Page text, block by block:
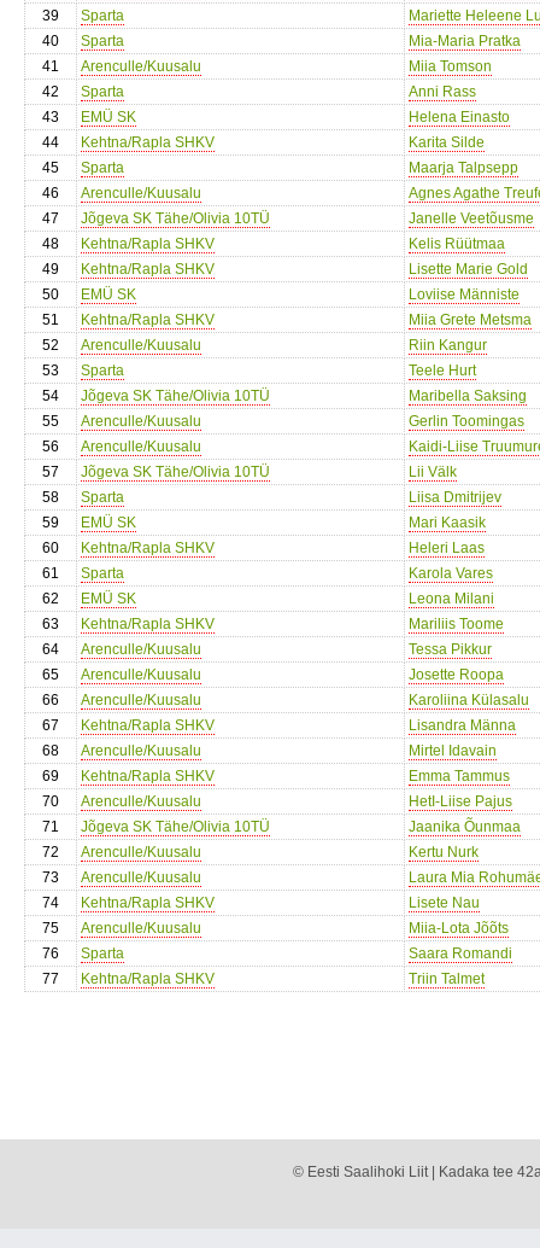
39
Sparta
Mariette Heleene
40
Sparta
Mia-Maria Pratka
41
Arenculle/Kuusalu
Miia Tomson
42
Sparta
Anni Rass
43
EMÜ SK
Helena Einasto
44
Kehtna/Rapla SHKV
Karita Silde
45
Sparta
Maarja Talpsepp
46
Arenculle/Kuusalu
Agnes Agathe
47
Jõgeva SK Tähe/Olivia 10TÜ
Janelle Veetõusme
48
Kehtna/Rapla SHKV
Kelis Rüütmaa
49
Kehtna/Rapla SHKV
Lisette Marie Gold
50
EMÜ SK
Loviise Männiste
51
Kehtna/Rapla SHKV
Miia Grete Metsma
52
Arenculle/Kuusalu
Riin Kangur
53
Sparta
Teele Hurt
54
Jõgeva SK Tähe/Olivia 10TÜ
Maribella Saksing
55
Arenculle/Kuusalu
Gerlin Toomingas
56
Arenculle/Kuusalu
Kaidi-Liise
57
Jõgeva SK Tähe/Olivia 10TÜ
Lii Välk
58
Sparta
Liisa Dmitrijev
59
EMÜ SK
Mari Kaasik
60
Kehtna/Rapla SHKV
Heleri Laas
61
Sparta
Karola Vares
62
EMÜ SK
Leona Milani
63
Kehtna/Rapla SHKV
Mariliis Toome
64
Arenculle/Kuusalu
Tessa Pikkur
65
Arenculle/Kuusalu
Josette Roopa
66
Arenculle/Kuusalu
Karoliina Külasalu
67
Kehtna/Rapla SHKV
Lisandra Männa
68
Arenculle/Kuusalu
Mirtel Idavain
69
Kehtna/Rapla SHKV
Emma Tammus
70
Arenculle/Kuusalu
HetI-Liise Pajus
71
Jõgeva SK Tähe/Olivia 10TÜ
Jaanika Õunmaa
72
Arenculle/Kuusalu
Kertu Nurk
73
Arenculle/Kuusalu
Laura Mia
74
Kehtna/Rapla SHKV
Lisete Nau
75
Arenculle/Kuusalu
Miia-Lota Jõõts
76
Sparta
Saara Romandi
77
Kehtna/Rapla SHKV Triin Talmet
© Eesti Saalihoki Liit | Kadaka tee